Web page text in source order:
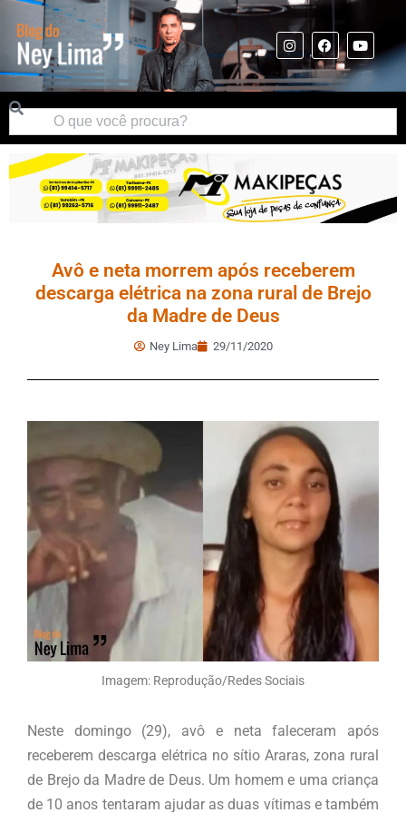
Avô e neta morrem após receberem
descarga elétrica na zona rural de Brejo
da Madre de Deus
Ney Lima 29/11/2020
Imagem: Reprodução/Redes Sociais
Neste domingo (29), avô e neta faleceram após
receberem descarga elétrica no sítio Araras, zona rural
de Brejo da Madre de Deus. Um homem e uma criança
de 10 anos tentaram ajudar as duas vítimas e também